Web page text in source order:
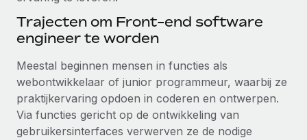
Trajecten om Front-end software
engineer te worden
Meestal beginnen mensen in functies als
webontwikkelaar of junior programmeur, waarbij ze
praktijkervaring opdoen in coderen en ontwerpen.
Via functies gericht op de ontwikkeling van
gebruikersinterfaces verwerven ze de nodige